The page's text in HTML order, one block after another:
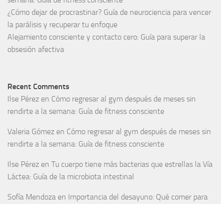
¿Cómo dejar de procrastinar? Guía de neurociencia para vencer
la parálisis y recuperar tu enfoque
Alejamiento consciente y contacto cero: Guía para superar la
obsesión afectiva
Recent Comments
Ilse Pérez en Cómo regresar al gym después de meses sin
rendirte a la semana: Guía de fitness consciente
Valeria Gómez en Cómo regresar al gym después de meses sin
rendirte a la semana: Guía de fitness consciente
Ilse Pérez en Tu cuerpo tiene más bacterias que estrellas la Vía
Láctea: Guía de la microbiota intestinal
Sofía Mendoza en Importancia del desayuno: Qué comer para